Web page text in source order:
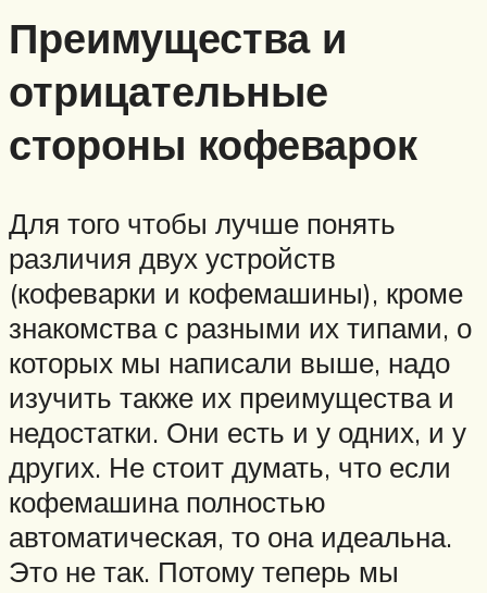
Преимущества и
отрицательные
стороны кофеварок
Для того чтобы лучше понять
различия двух устройств
(кофеварки и кофемашины), кроме
знакомства с разными их типами, о
которых мы написали выше, надо
изучить также их преимущества и
недостатки. Они есть и у одних, и у
других. Не стоит думать, что если
кофемашина полностью
автоматическая, то она идеальна.
Это не так. Потому теперь мы